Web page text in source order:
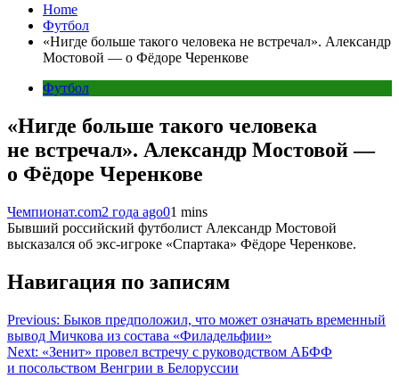
Home
Футбол
«Нигде больше такого человека не встречал». Александр
Мостовой — о Фёдоре Черенкове
Футбол
«Нигде больше такого человека
не встречал». Александр Мостовой —
о Фёдоре Черенкове
Чемпионат.com2 года ago01 mins
Бывший российский футболист Александр Мостовой
высказался об экс-игроке «Спартака» Фёдоре Черенкове.
Навигация по записям
Previous: Быков предположил, что может означать временный
вывод Мичкова из состава «Филадельфии»
Next: «Зенит» провел встречу с руководством АБФФ
и посольством Венгрии в Белоруссии